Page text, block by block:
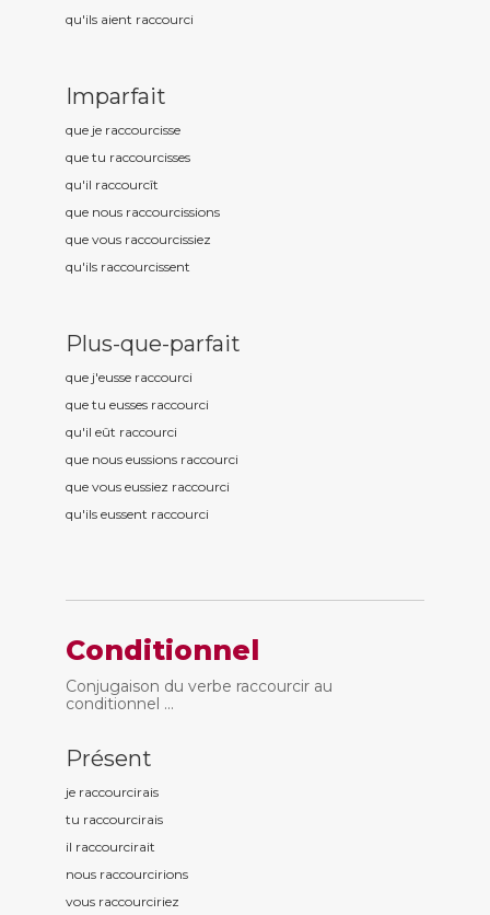
qu'ils aient raccourci
Imparfait
que je raccourcisse
que tu raccourcisses
qu'il raccourcît
que nous raccourcissions
que vous raccourcissiez
qu'ils raccourcissent
Plus-que-parfait
que j'eusse raccourci
que tu eusses raccourci
qu'il eût raccourci
que nous eussions raccourci
que vous eussiez raccourci
qu'ils eussent raccourci
Conditionnel
Conjugaison du verbe raccourcir au
conditionnel ...
Présent
je raccourcirais
tu raccourcirais
il raccourcirait
nous raccourcirions
vous raccourciriez